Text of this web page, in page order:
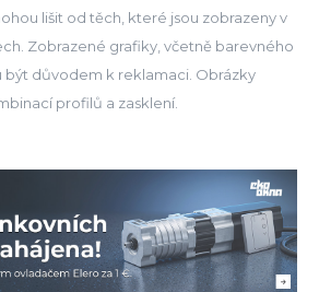
lišit od těch, které jsou zobrazeny v
Zobrazené grafiky, včetně barevného
důvodem k reklamaci. Obrázky
profilů a zasklení.